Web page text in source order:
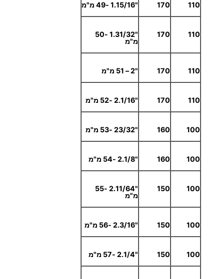
110
170 "1.15/16 -49 מ"מ
110
170
"1.31/32 -50
מ"מ
110
170 "2 – 51 מ"מ
110
170 "2.1/16 -52 מ"מ
100
160 "23/32 -53 מ"מ
100
160 "2.1/8 -54 מ"מ
100
150
"2.11/64 -55
מ"מ
100
150 "2.3/16 -56 מ"מ
100
150 "2.1/4 -57 מ"מ